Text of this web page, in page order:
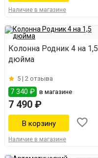
Наличие в магазине
Колонна Родник 4 на 1,5
дюйма
5 | 2 отзыва
7 340 ₽ в магазине
7 490 ₽
Наличие в магазине